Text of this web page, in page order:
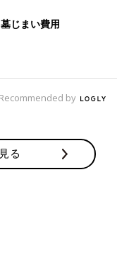
じまい費用
Recommended by
る